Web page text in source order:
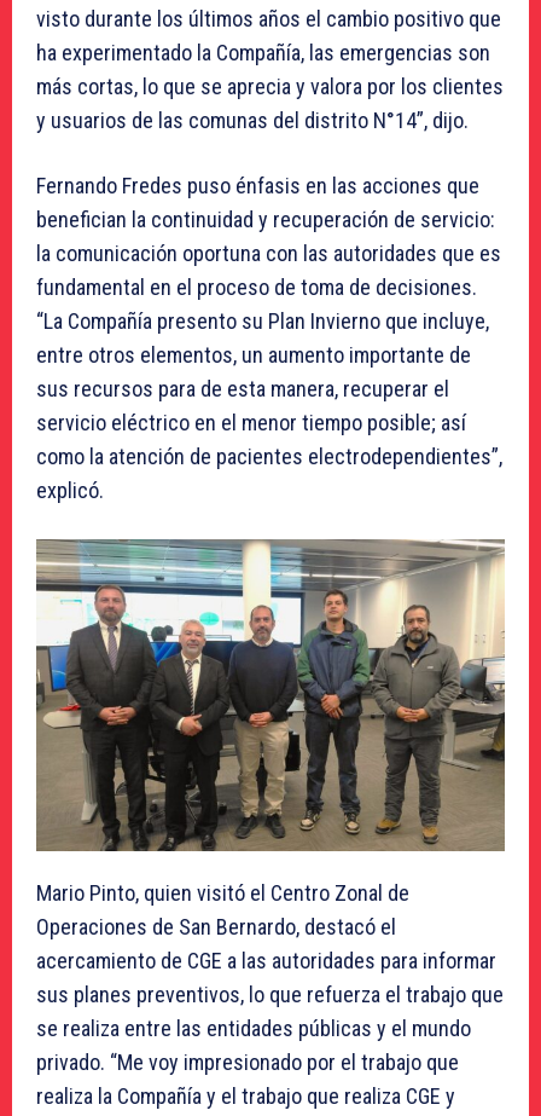
visto durante los últimos años el cambio positivo que
ha experimentado la Compañía, las emergencias son
más cortas, lo que se aprecia y valora por los clientes
y usuarios de las comunas del distrito N°14”, dijo.
Fernando Fredes puso énfasis en las acciones que
benefician la continuidad y recuperación de servicio:
la comunicación oportuna con las autoridades que es
fundamental en el proceso de toma de decisiones.
“La Compañía presento su Plan Invierno que incluye,
entre otros elementos, un aumento importante de
sus recursos para de esta manera, recuperar el
servicio eléctrico en el menor tiempo posible; así
como la atención de pacientes electrodependientes”,
explicó.
Mario Pinto, quien visitó el Centro Zonal de
Operaciones de San Bernardo, destacó el
acercamiento de CGE a las autoridades para informar
sus planes preventivos, lo que refuerza el trabajo que
se realiza entre las entidades públicas y el mundo
privado. “Me voy impresionado por el trabajo que
realiza la Compañía y el trabajo que realiza CGE y